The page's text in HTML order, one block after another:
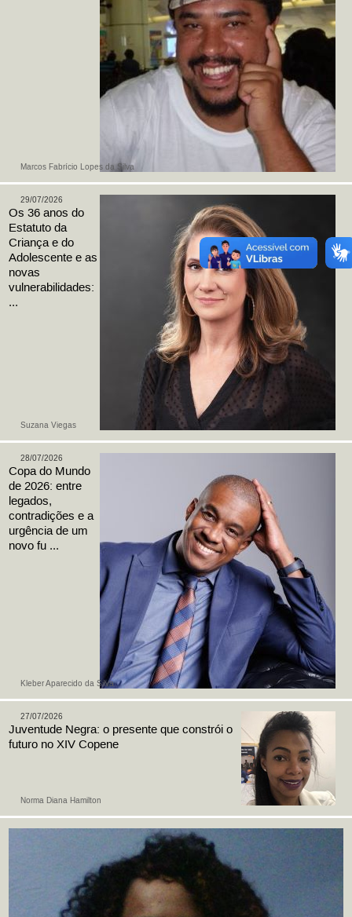
Marcos Fabrício Lopes da Silva
Suzana Viegas
29/07/2026
Os 36 anos do
Estatuto da
Criança e do
Adolescente e as
novas
vulnerabilidades:
...
Kleber Aparecido da Silva
28/07/2026
Copa do Mundo
de 2026: entre
legados,
contradições e a
urgência de um
novo fu ...
Norma Diana Hamilton
27/07/2026
Juventude Negra: o presente que constrói o
futuro no XIV Copene